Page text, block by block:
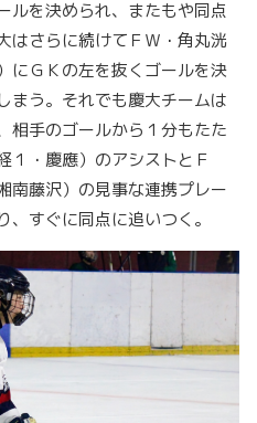
ルを決められ、またもや同点
はさらに続けてＦＷ・角丸洸
にＧＫの左を抜くゴールを決
まう。それでも慶大チームは
相手のゴールから１分もたた
経１・慶應）のアシストとＦ
南藤沢）の見事な連携プレー
すぐに同点に追いつく。